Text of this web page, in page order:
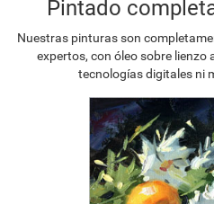
Pintado
Nuestras pinturas son
expertos, con óleo sobre
tecnologías digitales ni